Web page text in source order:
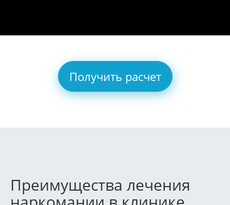
Получить расчет
Преимущества лечения